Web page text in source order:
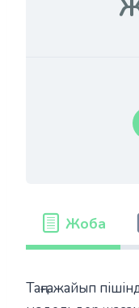
Жоба
Таңғажайып